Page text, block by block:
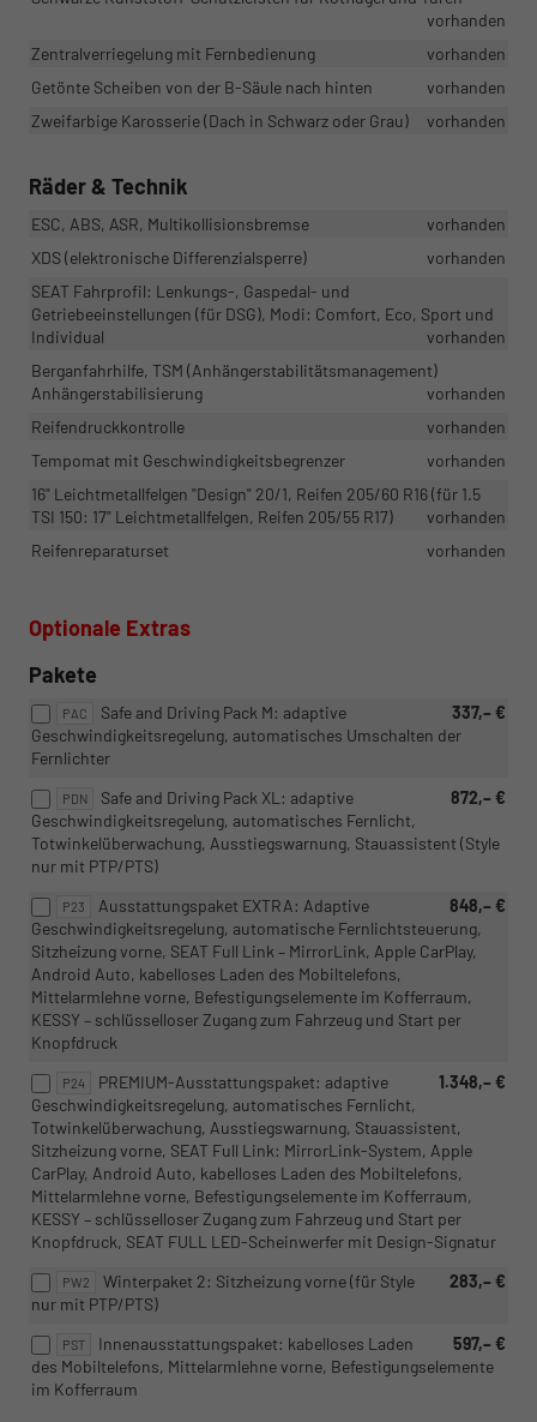
vorhanden
Zentralverriegelung mit Fernbedienung
vorhanden
Getönte Scheiben von der B-Säule nach hinten
vorhanden
Zweifarbige Karosserie (Dach in Schwarz oder Grau)
vorhanden
Räder & Technik
ESC, ABS, ASR, Multikollisionsbremse
vorhanden
XDS (elektronische Differenzialsperre)
vorhanden
SEAT Fahrprofil: Lenkungs-, Gaspedal- und
Getriebeeinstellungen (für DSG), Modi: Comfort, Eco, Sport und
Individual
vorhanden
Berganfahrhilfe, TSM (Anhängerstabilitätsmanagement)
Anhängerstabilisierung
vorhanden
Reifendruckkontrolle
vorhanden
Tempomat mit Geschwindigkeitsbegrenzer
vorhanden
16" Leichtmetallfelgen "Design" 20/1, Reifen 205/60 R16 (für 1.5
TSI 150: 17" Leichtmetallfelgen, Reifen 205/55 R17)
vorhanden
Reifenreparaturset
vorhanden
Optionale Extras
Pakete
PAC 337,– €
Safe and Driving Pack M: adaptive
Geschwindigkeitsregelung, automatisches Umschalten der
Fernlichter
PDN 872,– €
Safe and Driving Pack XL: adaptive
Geschwindigkeitsregelung, automatisches Fernlicht,
Totwinkelüberwachung, Ausstiegswarnung, Stauassistent (Style
nur mit PTP/PTS)
P23 848,– €
Ausstattungspaket EXTRA: Adaptive
Geschwindigkeitsregelung, automatische Fernlichtsteuerung,
Sitzheizung vorne, SEAT Full Link – MirrorLink, Apple CarPlay,
Android Auto, kabelloses Laden des Mobiltelefons,
Mittelarmlehne vorne, Befestigungselemente im Kofferraum,
KESSY – schlüsselloser Zugang zum Fahrzeug und Start per
Knopfdruck
P24 1.348,– €
PREMIUM-Ausstattungspaket: adaptive
Geschwindigkeitsregelung, automatisches Fernlicht,
Totwinkelüberwachung, Ausstiegswarnung, Stauassistent,
Sitzheizung vorne, SEAT Full Link: MirrorLink-System, Apple
CarPlay, Android Auto, kabelloses Laden des Mobiltelefons,
Mittelarmlehne vorne, Befestigungselemente im Kofferraum,
KESSY – schlüsselloser Zugang zum Fahrzeug und Start per
Knopfdruck, SEAT FULL LED-Scheinwerfer mit Design-Signatur
PW2 283,– €
Winterpaket 2: Sitzheizung vorne (für Style
nur mit PTP/PTS)
PST 597,– €
Innenausstattungspaket: kabelloses Laden
des Mobiltelefons, Mittelarmlehne vorne, Befestigungselemente
im Kofferraum